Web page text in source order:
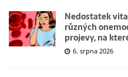
Nedostatek
různých
projevy, na
6. srpna 2026